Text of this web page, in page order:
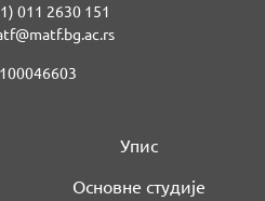
011 2630 151
100046603
Упис
Основне студије